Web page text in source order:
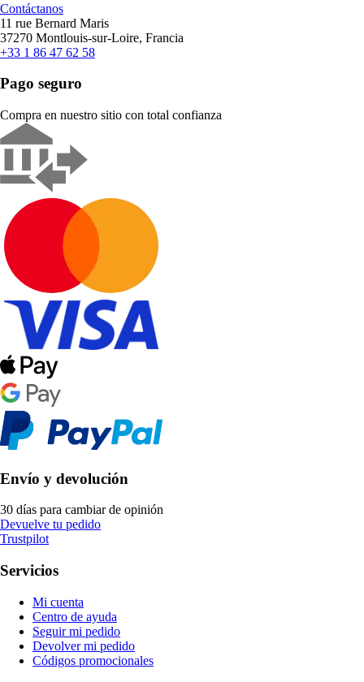
Contáctanos
11 rue Bernard Maris
37270 Montlouis-sur-Loire, Francia
+33 1 86 47 62 58
Pago seguro
Compra en nuestro sitio con total confianza
Envío y devolución
30 días para cambiar de opinión
Devuelve tu pedido
Trustpilot
Servicios
Mi cuenta
Centro de ayuda
Seguir mi pedido
Devolver mi pedido
Códigos promocionales